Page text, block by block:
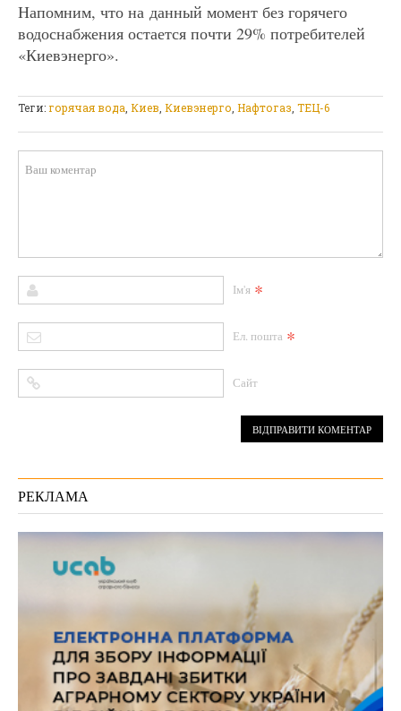
Напомним, что на данный момент без горячего
водоснабжения остается почти 29% потребителей
«Киевэнерго».
Теги:горячая вода Киев Киевэнерго Нафтогаз ТЕЦ-6
Ім'я *
Ел. пошта *
Сайт
РЕКЛАМА